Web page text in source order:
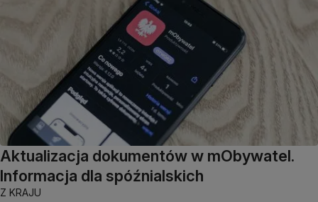
Aktualizacja dokumentów w mObywatel.
Informacja dla spóźnialskich
Z KRAJU